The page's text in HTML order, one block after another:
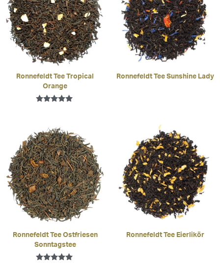
Ronnefeldt Tee Tropical
Orange
Ronnefeldt Tee Sunshine Lady
Ronnefeldt Tee Ostfriesen
Sonntagstee
Ronnefeldt Tee Eierlikör